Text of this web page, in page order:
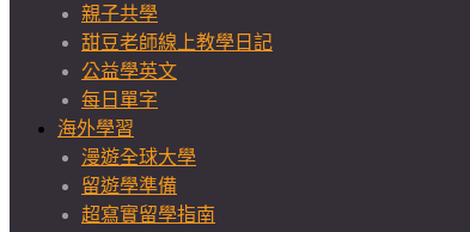
親子共學
甜豆老師線上教學日記
公益學英文
每日單字
海外學習
漫遊全球大學
留遊學準備
超寫實留學指南